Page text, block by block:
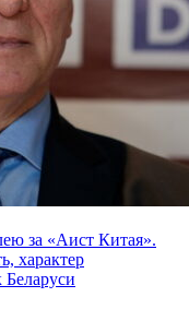
за «Аист Китая».
характер